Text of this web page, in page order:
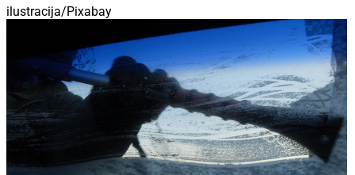
ilustracija/Pixabay